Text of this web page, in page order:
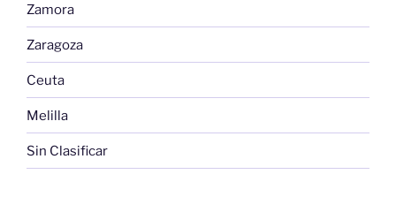
Zamora
Zaragoza
Ceuta
Melilla
Sin Clasificar